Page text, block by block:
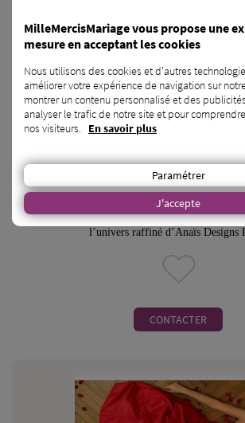
boutique de robe de mariée
mariée
Paris - 75
Robes de mariée sur mesure à Paris – Création
accompagnement personnalisé pour un jour
l’univers raffiné d’Anaïs Designs
CONTACTER
MilleMercisMariage vous propose une
mesure en acceptant les cookies
Nous utilisons des cookies et d'autres
améliorer votre expérience de navigation sur
montrer un contenu personnalisé et des
analyser le trafic de notre site et pour
nos visiteurs. En savoir plus
Paramétrer
J'accepte